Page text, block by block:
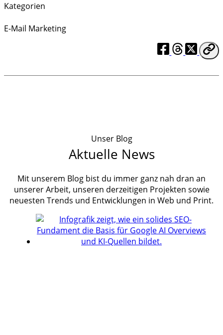
Kategorien
E-Mail Marketing
Unser Blog
Aktuelle News
Mit unserem Blog bist du immer ganz nah dran an
unserer Arbeit, unseren derzeitigen Projekten sowie
neuesten Trends und Entwicklungen in Web und Print.